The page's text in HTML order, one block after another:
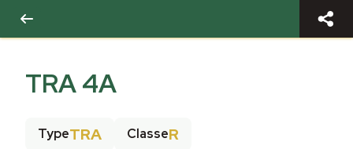
TRA 4A
TypeTRA ClasseR